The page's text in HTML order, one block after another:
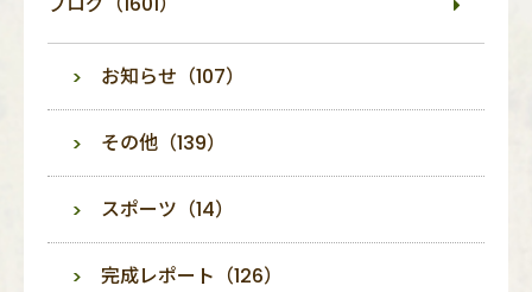
お知らせ（107）
その他（139）
スポーツ（14）
完成レポート（126）